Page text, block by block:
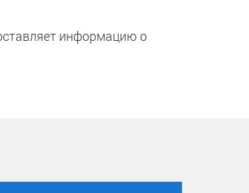
информацию о